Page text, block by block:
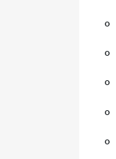
⚬
⚬
⚬
⚬
⚬